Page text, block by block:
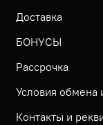
Доставка
БОНУСЫ
Рассрочка
Условия обмена
Контакты и